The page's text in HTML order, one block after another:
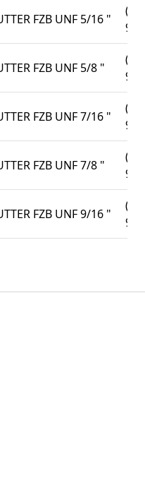
FZB UNF 5/16 "
FZB UNF 5/8 "
FZB UNF 7/16 "
FZB UNF 7/8 "
FZB UNF 9/16 "